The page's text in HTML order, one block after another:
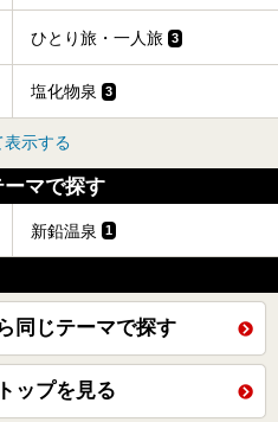
ひとり旅・一人旅 3
塩化物泉 3
表示する
マで探す
新鉛温泉 1
同じテーマで探す
ップを見る